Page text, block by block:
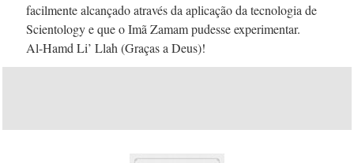
facilmente alcançado através da aplicação da tecnologia de
Scientology e que o Imã Zamam pudesse experimentar.
Al-Hamd Li’ Llah (Graças a Deus)!